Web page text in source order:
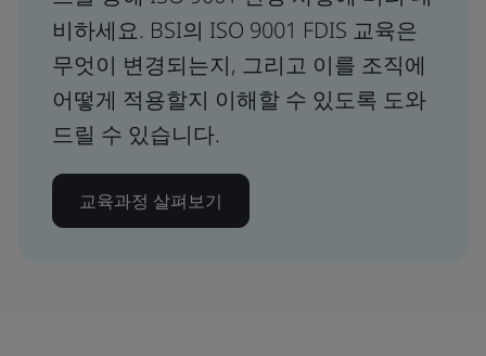
비하세요. BSI의 ISO 9001 FDIS 교육은
무엇이 변경되는지, 그리고 이를 조직에
어떻게 적용할지 이해할 수 있도록 도와
드릴 수 있습니다.
교육과정 살펴보기